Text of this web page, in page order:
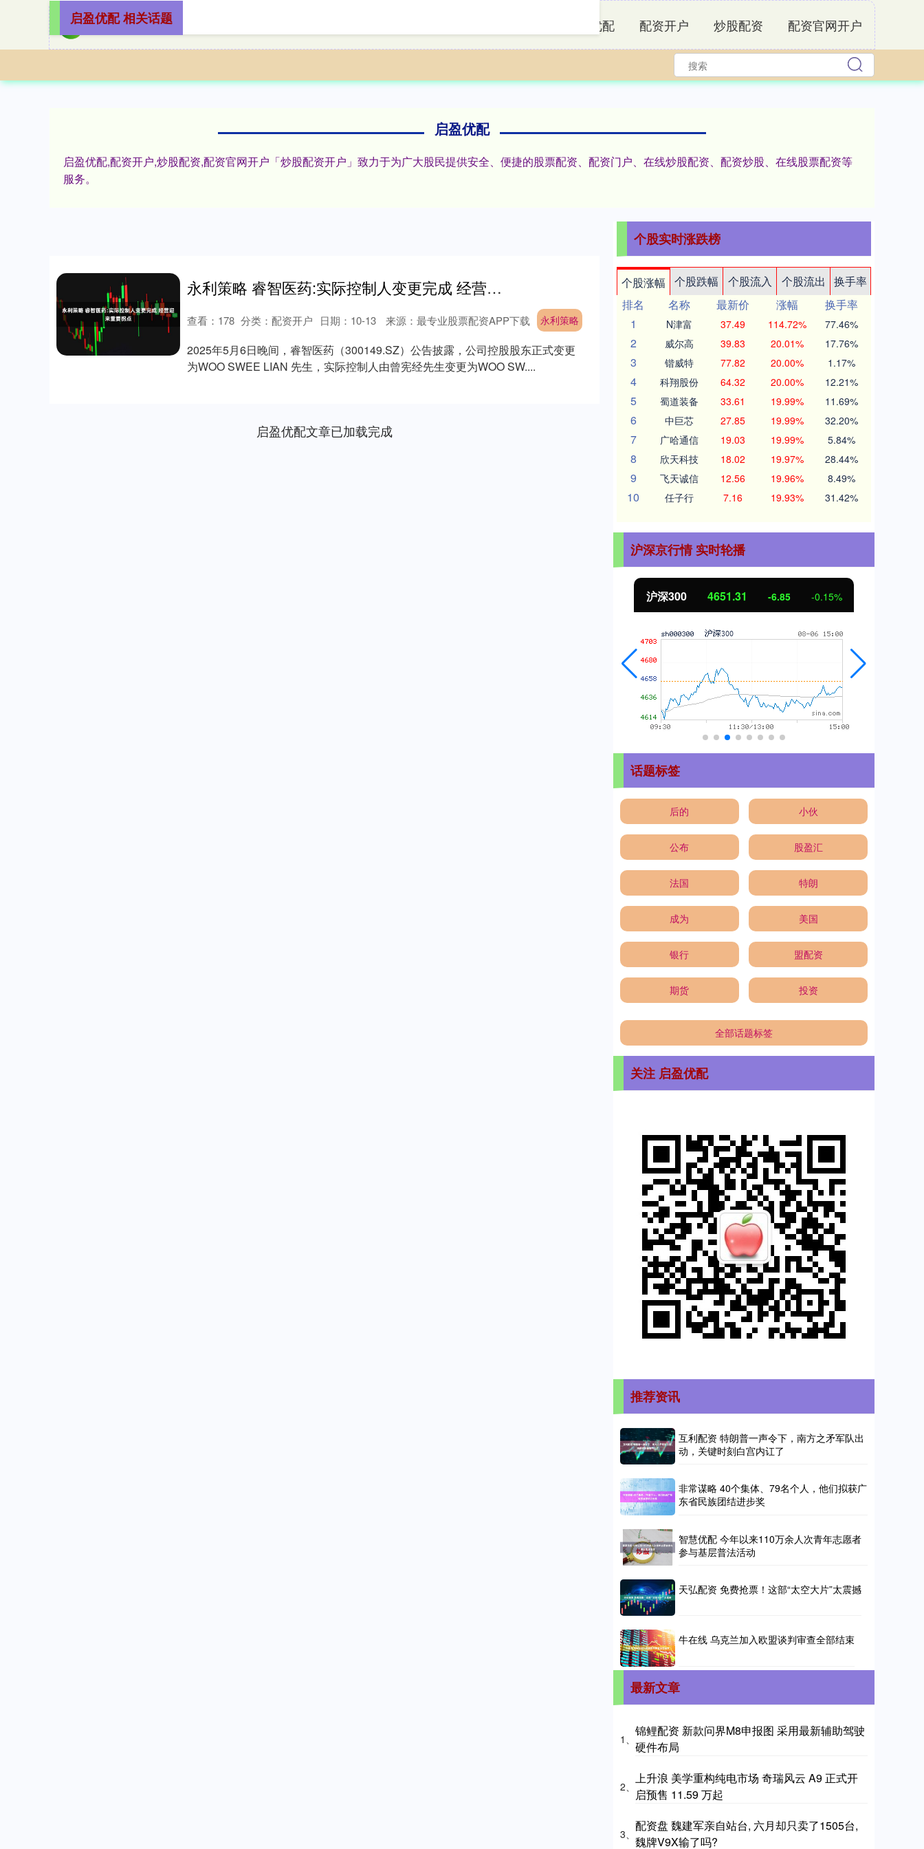
启盈优配 配资开户 炒股配资 配资官网开户
启盈优配
启盈优配,配资开户,炒股配资,配资官网开户「炒股配资开户」致力于为广大股民提供安全、便捷的股票配资、配资门户、在线炒股配资、配资炒股、在线股票配资等
服务。
启盈优配 相关话题
永利策略 睿智医药:实际控制人变更完成 经营迎来重要拐点
永利策略
日期：10-13 来源：最专业股票配资APP下载
查看： 178 分类： 配资开户
2025年5月6日晚间，睿智医药（300149.SZ）公告披露，公司控股股东正式变更
为WOO SWEE LIAN 先生，实际控制人由曾宪经先生变更为WOO SW....
启盈优配文章已加载完成
个股实时涨跌榜
个股涨幅 个股跌幅 个股流入 个股流出
换手率
排名
名称 最新价 涨幅
换手率
1
N津富 37.49 114.72% 77.46%
2 威尔高 39.83 20.01% 17.76%
3 锴威特 77.82 20.00% 1.17%
4 科翔股份 64.32 20.00% 12.21%
5 蜀道装备 33.61 19.99% 11.69%
6 中巨芯 27.85 19.99% 32.20%
7 广哈通信 19.03 19.99% 5.84%
8 欣天科技 18.02 19.97% 28.44%
9 飞天诚信 12.56 19.96% 8.49%
10 任子行 7.16 19.93% 31.42%
沪深京行情 实时轮播
北证50 1122.88 3.42 0.30%
话题标签
后的 小伙
公布 股盈汇
法国 特朗
成为 美国
银行 盟配资
期货 投资
全部话题标签
关注 启盈优配
推荐资讯
互利配资 特朗普一声令下，南方之矛军队出
动，关键时刻白宫内讧了
非常谋略 40个集体、79名个人，他们拟获广
东省民族团结进步奖
智慧优配 今年以来110万余人次青年志愿者
参与基层普法活动
天弘配资 免费抢票！这部“太空大片”太震撼
牛在线 乌克兰加入欧盟谈判审查全部结束
最新文章
1、
锦鲤配资 新款问界M8申报图 采用最新辅助驾驶
硬件布局
2、
上升浪 美学重构纯电市场 奇瑞风云 A9 正式开
启预售 11.59 万起
3、
配资盘 魏建军亲自站台, 六月却只卖了1505台,
魏牌V9X输了吗?